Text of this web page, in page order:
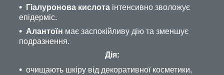
Гіалуронова кислота інтенсивно зволожує
епідерміс.
Алантоїн має заспокійливу дію та зменшує
подразнення.
Дія:
очищають шкіру від декоративної косметики,